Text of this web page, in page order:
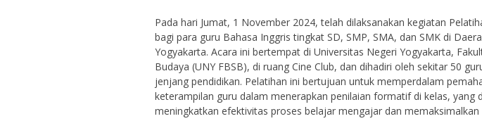
Pada hari Jumat, 1 November 2024, telah dilaksanakan kegiatan
bagi para guru Bahasa Inggris tingkat SD, SMP, SMA, dan SMK di
Yogyakarta. Acara ini bertempat di Universitas Negeri Yogyakarta,
Budaya (UNY FBSB), di ruang Cine Club, dan dihadiri oleh sekitar 50
jenjang pendidikan. Pelatihan ini bertujuan untuk memperdalam
keterampilan guru dalam menerapkan penilaian formatif di kelas, yang
meningkatkan efektivitas proses belajar mengajar dan memaksimalkan